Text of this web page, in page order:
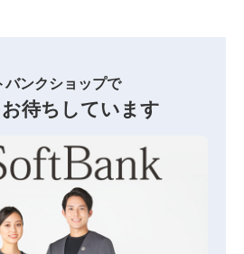
バンクショップで
待ちしています